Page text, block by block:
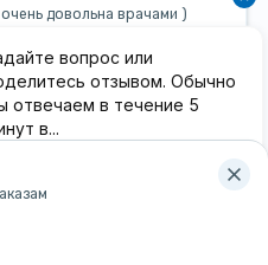
довольна врачами )
грамотный специалист)
Большое спасибо за
отзыв!
отзывы